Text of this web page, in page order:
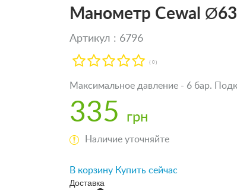
Манометр Cewal
Артикул : 6796
( 0 )
Максимальное давление - 6 бар.
335 грн
Наличие уточняйте
В корзину Купить сейчас
Доставка